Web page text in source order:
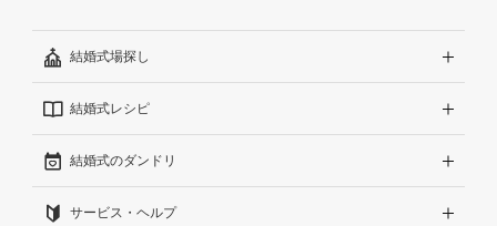
結婚式場探し
エリアから探す
こだわりから探す
雰囲気から探す
結婚式レシピ
結婚式準備レポート『ハナレポ』
結婚式当日の動画『ムビレポ』
結婚式のダンドリ
結婚準備ガイド
サービス・ヘルプ